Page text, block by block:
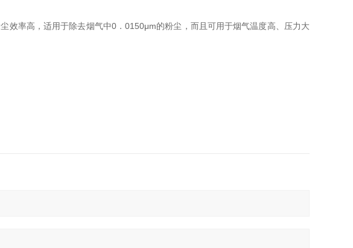
效率高，适用于除去烟气中0．0150μm的粉尘，而且可用于烟气温度高、压力大